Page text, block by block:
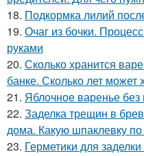
18. Подкормка лилий
19. Очаг из бочки.
руками
20. Сколько хранится
банке. Сколько лет может
21. Яблочное варенье без
22. Заделка трещин в
дома. Какую шпаклевку
23. Герметики для